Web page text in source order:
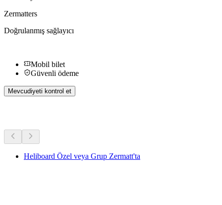
Zermatters
Doğrulanmış sağlayıcı
Mobil bilet
Güvenli ödeme
Mevcudiyeti kontrol et
Heliboard Özel veya Grup Zermatt'ta